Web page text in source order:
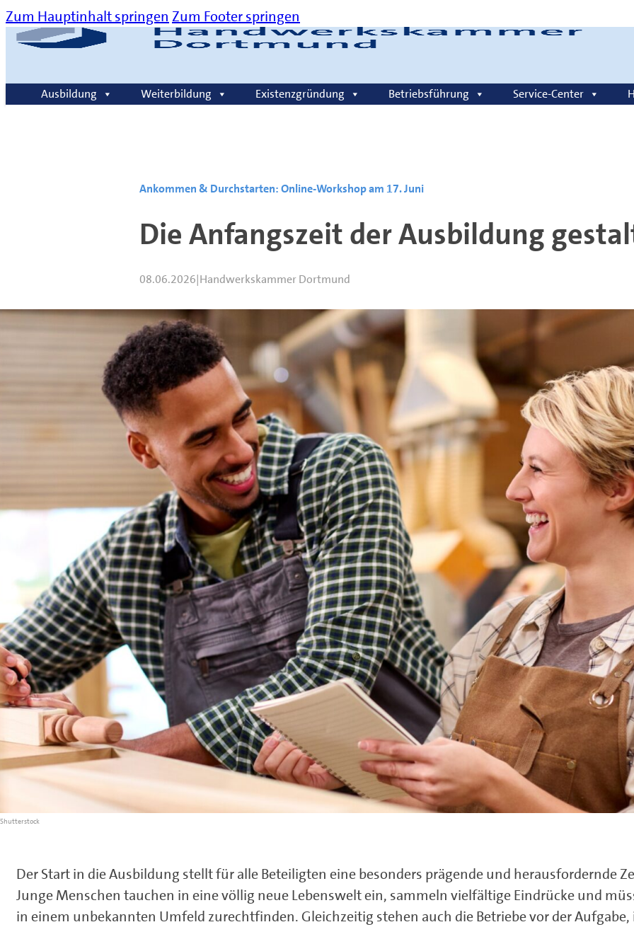
Zum Hauptinhalt springen Zum Footer springen
Über uns Kommunikation Karriere Kontakt Login
Ausbildung Weiterbildung Existenzgründung Betriebsführung Service-Center
Ankommen & Durchstarten: Online-Workshop am 17. Juni
Die Anfangszeit der Ausbildung
08.06.2026|Handwerkskammer Dortmund
Der Start in die Ausbildung stellt für alle Beteiligten eine besonders prägende und herausfordernde
Junge Menschen tauchen in eine völlig neue Lebenswelt ein, sammeln vielfältige Eindrücke und
in einem unbekannten Umfeld zurechtfinden. Gleichzeitig stehen auch die Betriebe vor der Aufgabe,